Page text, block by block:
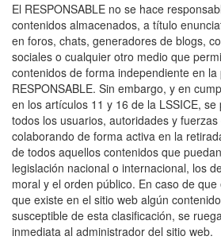
El RESPONSABLE no se hace
contenidos almacenados, a título
en foros, chats, generadores de blogs,
sociales o cualquier otro medio que
contenidos de forma independiente en la
RESPONSABLE. Sin embargo, y en
en los artículos 11 y 16 de la LSSICE,
todos los usuarios, autoridades y
colaborando de forma activa en la
de todos aquellos contenidos que
legislación nacional o internacional, los
moral y el orden público. En caso de
que existe en el sitio web algún
susceptible de esta clasificación, se
inmediata al administrador del sitio web.